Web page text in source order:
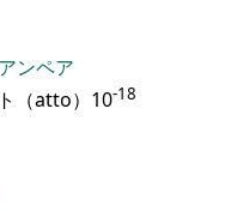
アンペア
（atto）10-18